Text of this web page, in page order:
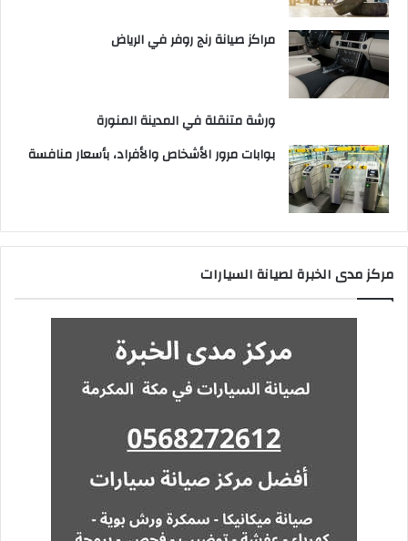
مراكز صيانة رنج روفر في الرياض
ورشة متنقلة في المدينة المنورة
بوابات مرور الأشخاص والأفراد، بأسعار منافسة
مركز مدى الخبرة لصيانة السيارات